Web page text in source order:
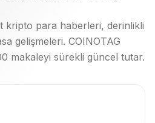
kripto para haberleri, derinlikli
gelişmeleri. COINOTAG
makaleyi sürekli güncel tutar.